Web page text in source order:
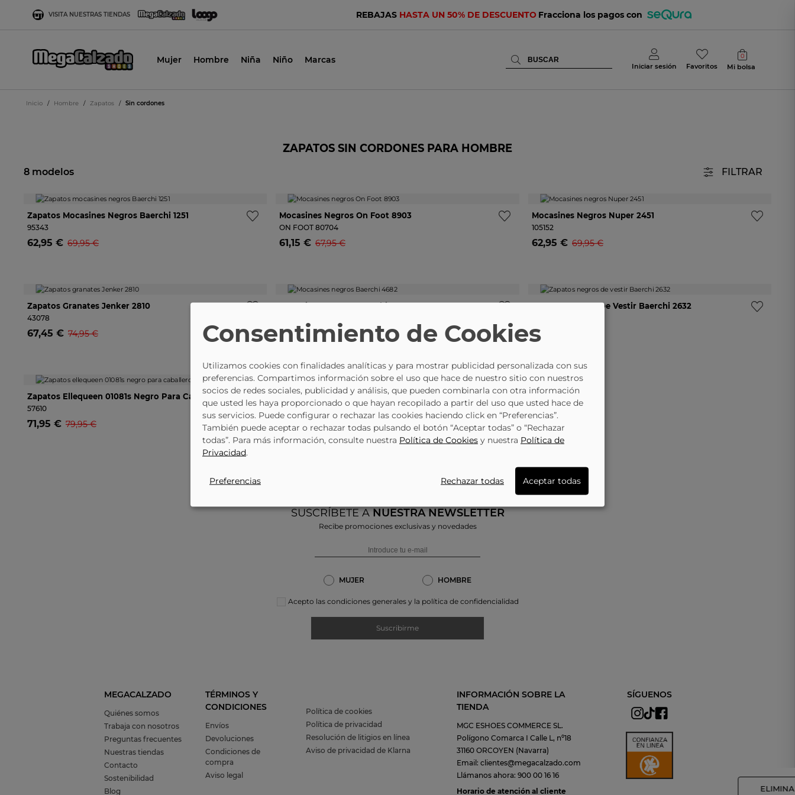
VISITA NUESTRAS TIENDAS REBAJAS HASTA UN 50% DE DESCUENTO Fracciona los pagos con
Mujer Hombre Niña Niño Marcas
Iniciar sesión Favoritos
0
Mi bolsa
Inicio / Hombre / Zapatos / Sin cordones
ZAPATOS SIN CORDONES PARA HOMBRE
8 modelos FILTRAR
-11%
Zapatos Mocasines Negros Baerchi 1251
95343
62,95 € 69,95 €
-10%
Mocasines Negros On Foot 8903
ON FOOT80704
61,15 € 67,95 €
-11%
Mocasines Negros Nuper 2451
105152
62,95 € 69,95 €
-10%
Zapatos Granates Jenker 2810
43078
67,45 € 74,95 €
-10%
Mocasines Negros Baerchi 4682
58,45 € 64,95 €
-10%
Zapatos Negros De Vestir Baerchi 2632
49,45 €
-11%
Zapatos Ellequeen 01081s Negro Para Caballero
57610
71,95 € 79,95 €
-10%
Zapatos Vestir De Caballero Sison 79.1 Color Negro
86151
67,45 € 74,95 €
SUSCRÍBETE ANUESTRA NEWSLETTER
Recibe promociones exclusivas y novedades
MUJER HOMBRE
Acepto las condiciones generales y la política de confidencialidad
Suscribirme
MEGACALZADO
Quiénes somos
Trabaja con nosotros
Preguntas frecuentes
Nuestras tiendas
Contacto
Sostenibilidad
Blog
TÉRMINOS Y
CONDICIONES
Envíos
Devoluciones
Condiciones de
compra
Aviso legal
Política de cookies
Política de privacidad
Resolución de litigios en línea
Aviso de privacidad de Klarna
INFORMACIÓN SOBRE LA
TIENDA
MGC ESHOES COMMERCE SL.
Polígono Comarca I Calle L, nº18
31160 ORCOYEN (Navarra)
Email: clientes@megacalzado.com
Llámanos ahora: 900 00 16 16
Horario de atención al cliente
SÍGUENOS
Consentimiento de Cookies
Utilizamos cookies con finalidades analíticas y para mostrar publicidad personalizada con sus
preferencias. Compartimos información sobre el uso que hace de nuestro sitio con nuestros
socios de redes sociales, publicidad y análisis, que pueden combinarla con otra información
que usted les haya proporcionado o que hayan recopilado a partir del uso que usted hace de
sus servicios. Puede configurar o rechazar las cookies haciendo click en “Preferencias”.
También puede aceptar o rechazar todas pulsando el botón “Aceptar todas” o “Rechazar
todas”. Para más información, consulte nuestra Política de Cookies y nuestra Política de
Privacidad.
Preferencias Rechazar todas Aceptar todas